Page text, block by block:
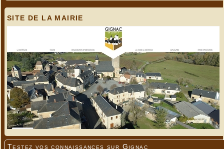
SITE DE LA MAIRIE
Testez vos connaissances sur Gignac